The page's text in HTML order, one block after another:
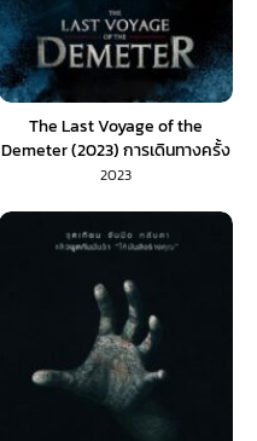
The Last Voyage of the
Demeter (2023) การเดินทางครั้ง
สุดท้ายของเดอมิเทอร์ (พากย์ไทย/
2023